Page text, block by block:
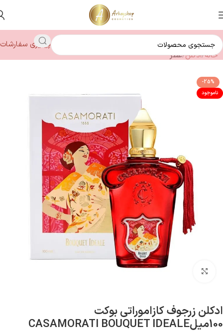
پیگیری سفارشات
خانه ادکلن عطر
-25%
ناموجود
بزرگنمایی تصویر
ادکلن زرجوف کازاموراتی بوکت
100میلCASAMORATI BOUQUET IDEALE